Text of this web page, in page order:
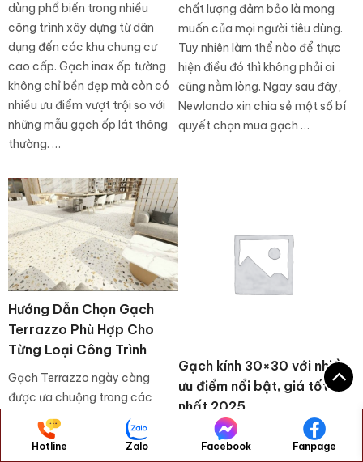
dùng phổ biến trong nhiều
công trình xây dựng từ dân
dụng đến các khu chung cư
cao cấp. Gạch inax ốp tường
không chỉ bền đẹp mà còn có
nhiều ưu điểm vượt trội so với
những mẫu gạch ốp lát thông
thường. …
chất lượng đảm bảo là mong
muốn của mọi người tiêu dùng.
Tuy nhiên làm thể nào để thực
hiện điều đó thì không phải ai
cũng nằm lòng. Ngay sau đây,
Newlando xin chia sẻ một số bí
quyết chọn mua gạch …
Hướng Dẫn Chọn Gạch
Terrazzo Phù Hợp Cho
Từng Loại Công Trình
Gạch Terrazzo ngày càng
được ưa chuộng trong các
công trình xây dựng nhờ độ
bền cao, tính thẩm mỹ và khả
Gạch kính 30×30 với nhiều
ưu điểm nổi bật, giá tốt
nhất 2025
Gạch kính 30×30 là sản phẩm
gạch trang trí đang được ứng
Hotline Zalo Facebook Fanpage